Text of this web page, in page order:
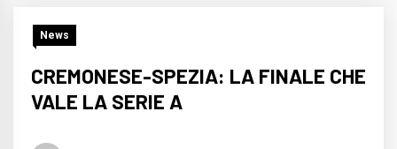
News
CREMONESE-SPEZIA: LA FINALE CHE
VALE LA SERIE A